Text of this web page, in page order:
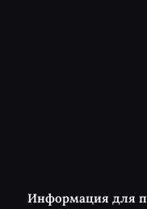
Информация для